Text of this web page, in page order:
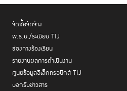
จัดซื้อจัดจ้าง
พ.ร.บ./ระเบียบ TIJ
ช่องทางร้องเรียน
รายงานผลการดำเนินงาน
ศูนย์ข้อมูลอิเล็กทรอนิกส์ TIJ
บอกรับข่าวสาร